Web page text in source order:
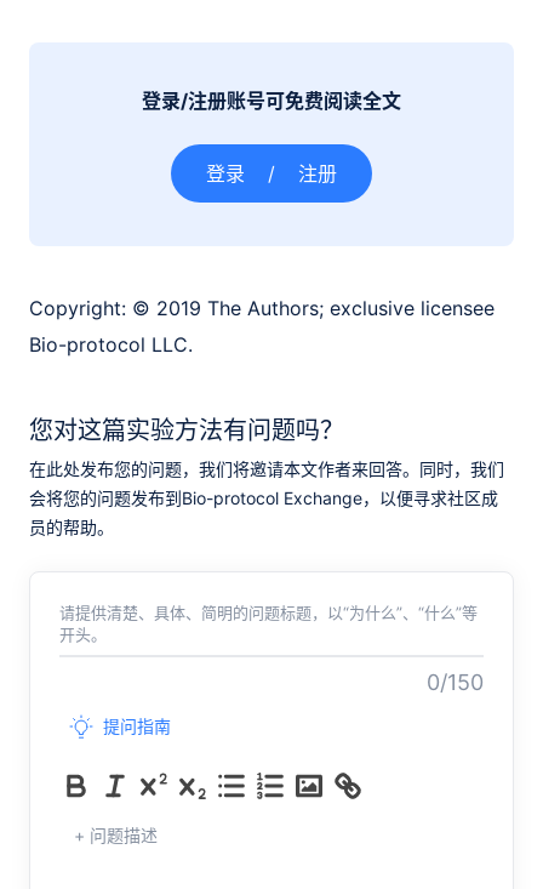
登录/注册账号可免费阅读全文
登录 / 注册
Copyright: © 2019 The Authors; exclusive licensee
Bio-protocol LLC.
您对这篇实验方法有问题吗？
在此处发布您的问题，我们将邀请本文作者来回答。同时，我们
会将您的问题发布到Bio-protocol Exchange，以便寻求社区成
员的帮助。
请提供清楚、具体、简明的问题标题，以“为什么”、“什么”等
开头。
0/150
提问指南
+ 问题描述